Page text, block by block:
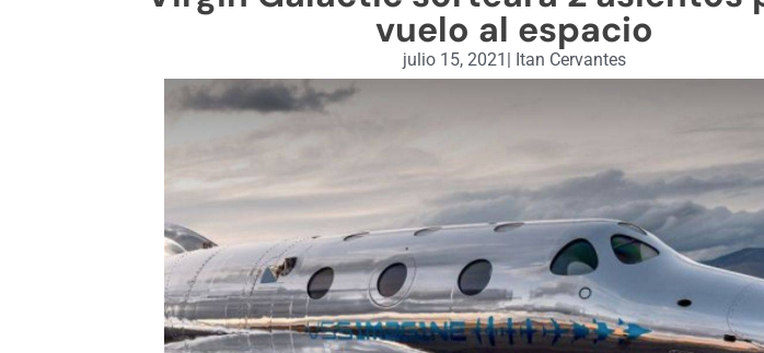
vuelo al espacio
julio 15, 2021 Itan Cervantes